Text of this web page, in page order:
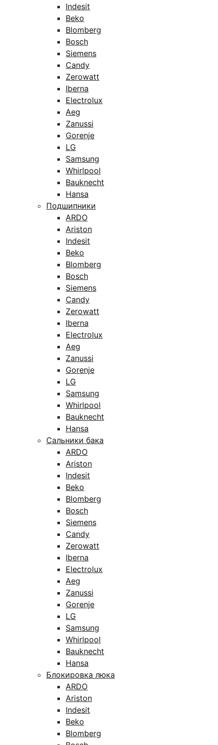
Indesit
Beko
Blomberg
Bosch
Siemens
Candy
Zerowatt
Iberna
Electrolux
Aeg
Zanussi
Gorenje
LG
Samsung
Whirlpool
Bauknecht
Hansa
Подшипники
ARDO
Ariston
Indesit
Beko
Blomberg
Bosch
Siemens
Candy
Zerowatt
Iberna
Electrolux
Aeg
Zanussi
Gorenje
LG
Samsung
Whirlpool
Bauknecht
Hansa
Сальники бака
ARDO
Ariston
Indesit
Beko
Blomberg
Bosch
Siemens
Candy
Zerowatt
Iberna
Electrolux
Aeg
Zanussi
Gorenje
LG
Samsung
Whirlpool
Bauknecht
Hansa
Блокировка люка
ARDO
Ariston
Indesit
Beko
Blomberg